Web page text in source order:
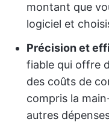
montant que
logiciel et
Précision et
fiable qui offre
des coûts de
compris la
autres